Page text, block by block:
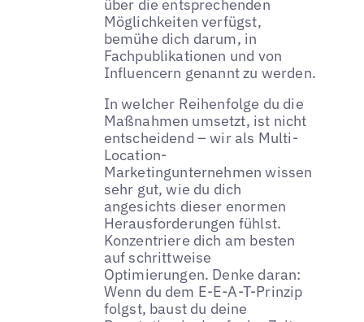
über die entsprechenden
Möglichkeiten verfügst,
bemühe dich darum, in
Fachpublikationen und von
Influencern genannt zu werden.
In welcher Reihenfolge du die
Maßnahmen umsetzt, ist nicht
entscheidend – wir als Multi-
Location-
Marketingunternehmen wissen
sehr gut, wie du dich
angesichts dieser enormen
Herausforderungen fühlst.
Konzentriere dich am besten
auf schrittweise
Optimierungen. Denke daran:
Wenn du dem E-E-A-T-Prinzip
folgst, baust du deine